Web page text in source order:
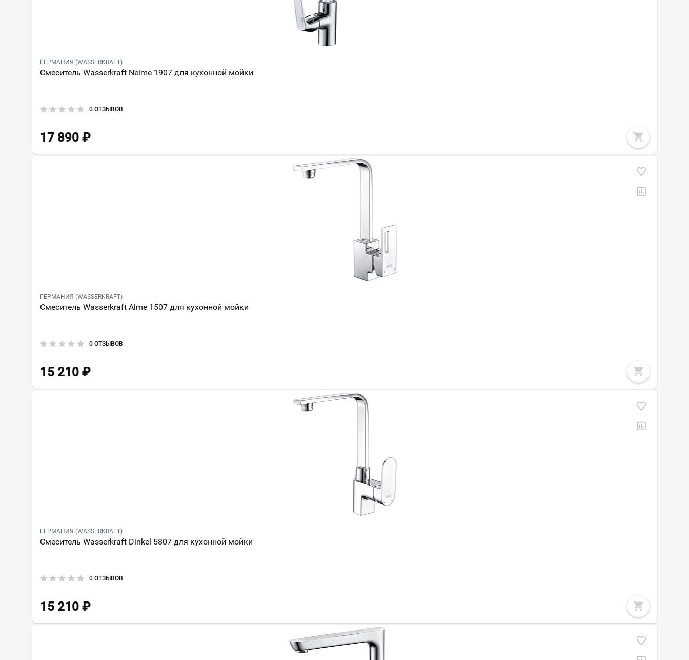
ГЕРМАНИЯ (WASSERKRAFT)
Смеситель Wasserkraft Neime 1907 для кухонной мойки
0 ОТЗЫВОВ
17 890 ₽
ГЕРМАНИЯ (WASSERKRAFT)
Смеситель Wasserkraft Alme 1507 для кухонной мойки
0 ОТЗЫВОВ
15 210 ₽
ГЕРМАНИЯ (WASSERKRAFT)
Смеситель Wasserkraft Dinkel 5807 для кухонной мойки
0 ОТЗЫВОВ
15 210 ₽
Мурманск